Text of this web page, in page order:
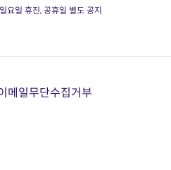
요일 휴진, 공휴일 별도 공지
메일무단수집거부